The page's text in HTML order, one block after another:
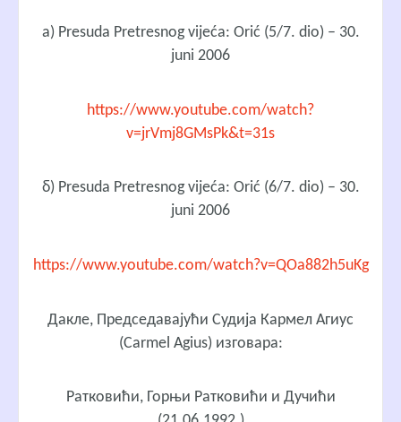
а) Presuda Pretresnog vijeća: Orić (5/7. dio) – 30.
juni 2006
https://www.youtube.com/watch?
v=jrVmj8GMsPk&t=31s
б) Presuda Pretresnog vijeća: Orić (6/7. dio) – 30.
juni 2006
https://www.youtube.com/watch?v=QOa882h5uKg
Дакле, Председавајући Судија Кармел Агиус
(Carmel Agius) изговара:
Ратковићи, Горњи Ратковићи и Дучићи